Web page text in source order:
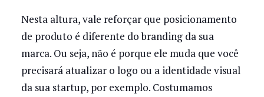
Nesta altura, vale reforçar que posicionamento
de produto é diferente do branding da sua
marca. Ou seja, não é porque ele muda que você
precisará atualizar o logo ou a identidade visual
da sua startup, por exemplo. Costumamos